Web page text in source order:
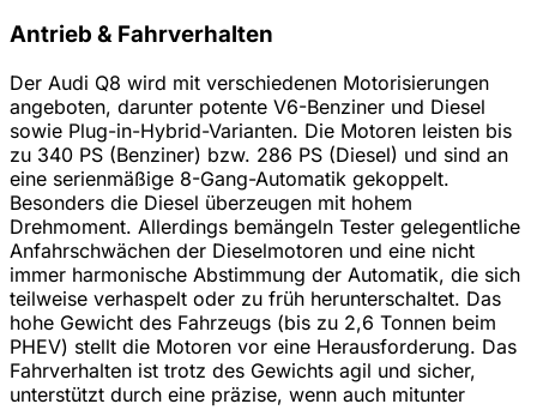
Antrieb & Fahrverhalten
Der Audi Q8 wird mit verschiedenen Motorisierungen
angeboten, darunter potente V6-Benziner und Diesel
sowie Plug-in-Hybrid-Varianten. Die Motoren leisten bis
zu 340 PS (Benziner) bzw. 286 PS (Diesel) und sind an
eine serienmäßige 8-Gang-Automatik gekoppelt.
Besonders die Diesel überzeugen mit hohem
Drehmoment. Allerdings bemängeln Tester gelegentliche
Anfahrschwächen der Dieselmotoren und eine nicht
immer harmonische Abstimmung der Automatik, die sich
teilweise verhaspelt oder zu früh herunterschaltet. Das
hohe Gewicht des Fahrzeugs (bis zu 2,6 Tonnen beim
PHEV) stellt die Motoren vor eine Herausforderung. Das
Fahrverhalten ist trotz des Gewichts agil und sicher,
unterstützt durch eine präzise, wenn auch mitunter